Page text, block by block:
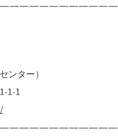
ンター）
1-1